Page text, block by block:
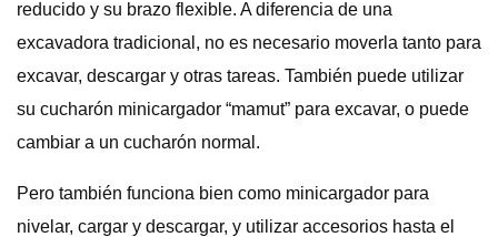
reducido y su brazo flexible. A diferencia de una
excavadora tradicional, no es necesario moverla tanto para
excavar, descargar y otras tareas. También puede utilizar
su cucharón minicargador “mamut” para excavar, o puede
cambiar a un cucharón normal.
Pero también funciona bien como minicargador para
nivelar, cargar y descargar, y utilizar accesorios hasta el